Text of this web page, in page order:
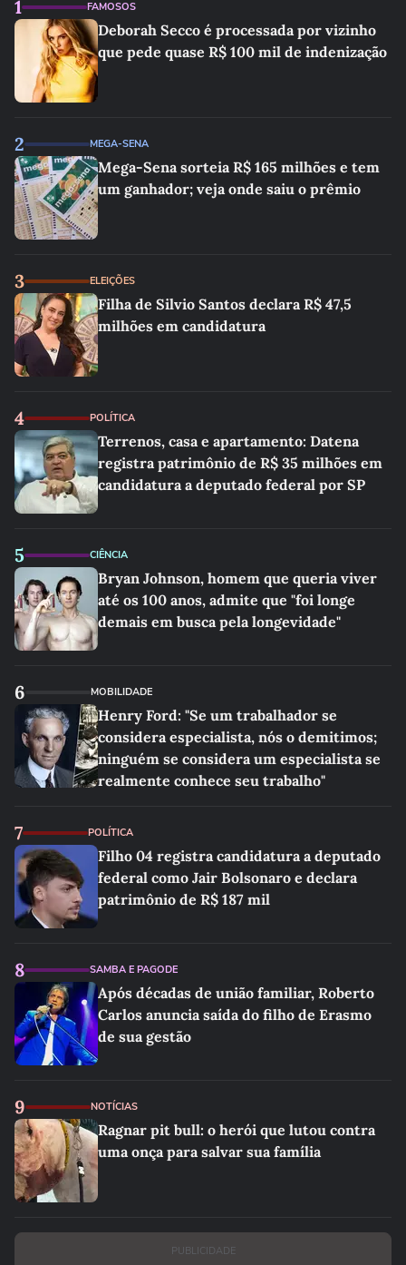
1 FAMOSOS
Deborah Secco é processada por vizinho
que pede quase R$ 100 mil de indenização
2 MEGA-SENA
Mega-Sena sorteia R$ 165 milhões e tem
um ganhador; veja onde saiu o prêmio
3 ELEIÇÕES
Filha de Silvio Santos declara R$ 47,5
milhões em candidatura
4 POLÍTICA
Terrenos, casa e apartamento: Datena
registra patrimônio de R$ 35 milhões em
candidatura a deputado federal por SP
5 CIÊNCIA
Bryan Johnson, homem que queria viver
até os 100 anos, admite que "foi longe
demais em busca pela longevidade"
6 MOBILIDADE
Henry Ford: "Se um trabalhador se
considera especialista, nós o demitimos;
ninguém se considera um especialista se
realmente conhece seu trabalho"
7 POLÍTICA
Filho 04 registra candidatura a deputado
federal como Jair Bolsonaro e declara
patrimônio de R$ 187 mil
8 SAMBA E PAGODE
Após décadas de união familiar, Roberto
Carlos anuncia saída do filho de Erasmo
de sua gestão
9 NOTÍCIAS
Ragnar pit bull: o herói que lutou contra
uma onça para salvar sua família
PUBLICIDADE